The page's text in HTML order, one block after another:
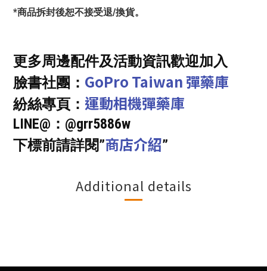
*商品拆封後恕不接受退/換貨。
更多周邊配件及活動資訊歡迎加入
臉書社團： GoPro Taiwan 彈藥庫
紛絲專頁： 運動相機彈藥庫
LINE@：@grr5886w
下標前請詳閱”商店介紹”
Additional details